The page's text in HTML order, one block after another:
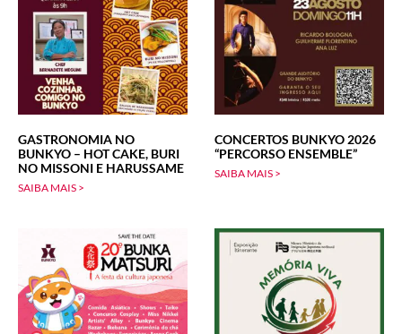
GASTRONOMIA NO
BUNKYO – HOT CAKE, BURI
NO MISSONI E HARUSSAME
SAIBA MAIS >
CONCERTOS BUNKYO 2026
“PERCORSO ENSEMBLE”
SAIBA MAIS >